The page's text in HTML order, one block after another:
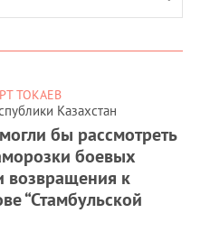
ТОКАЕВ
Казахстан
бы рассмотреть
боевых
возвращения к
“Стамбульской